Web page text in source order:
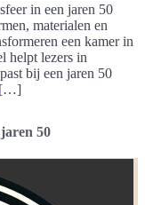
in een jaren 50
materialen en
een kamer in
helpt lezers in
bij een jaren 50
[…]
50